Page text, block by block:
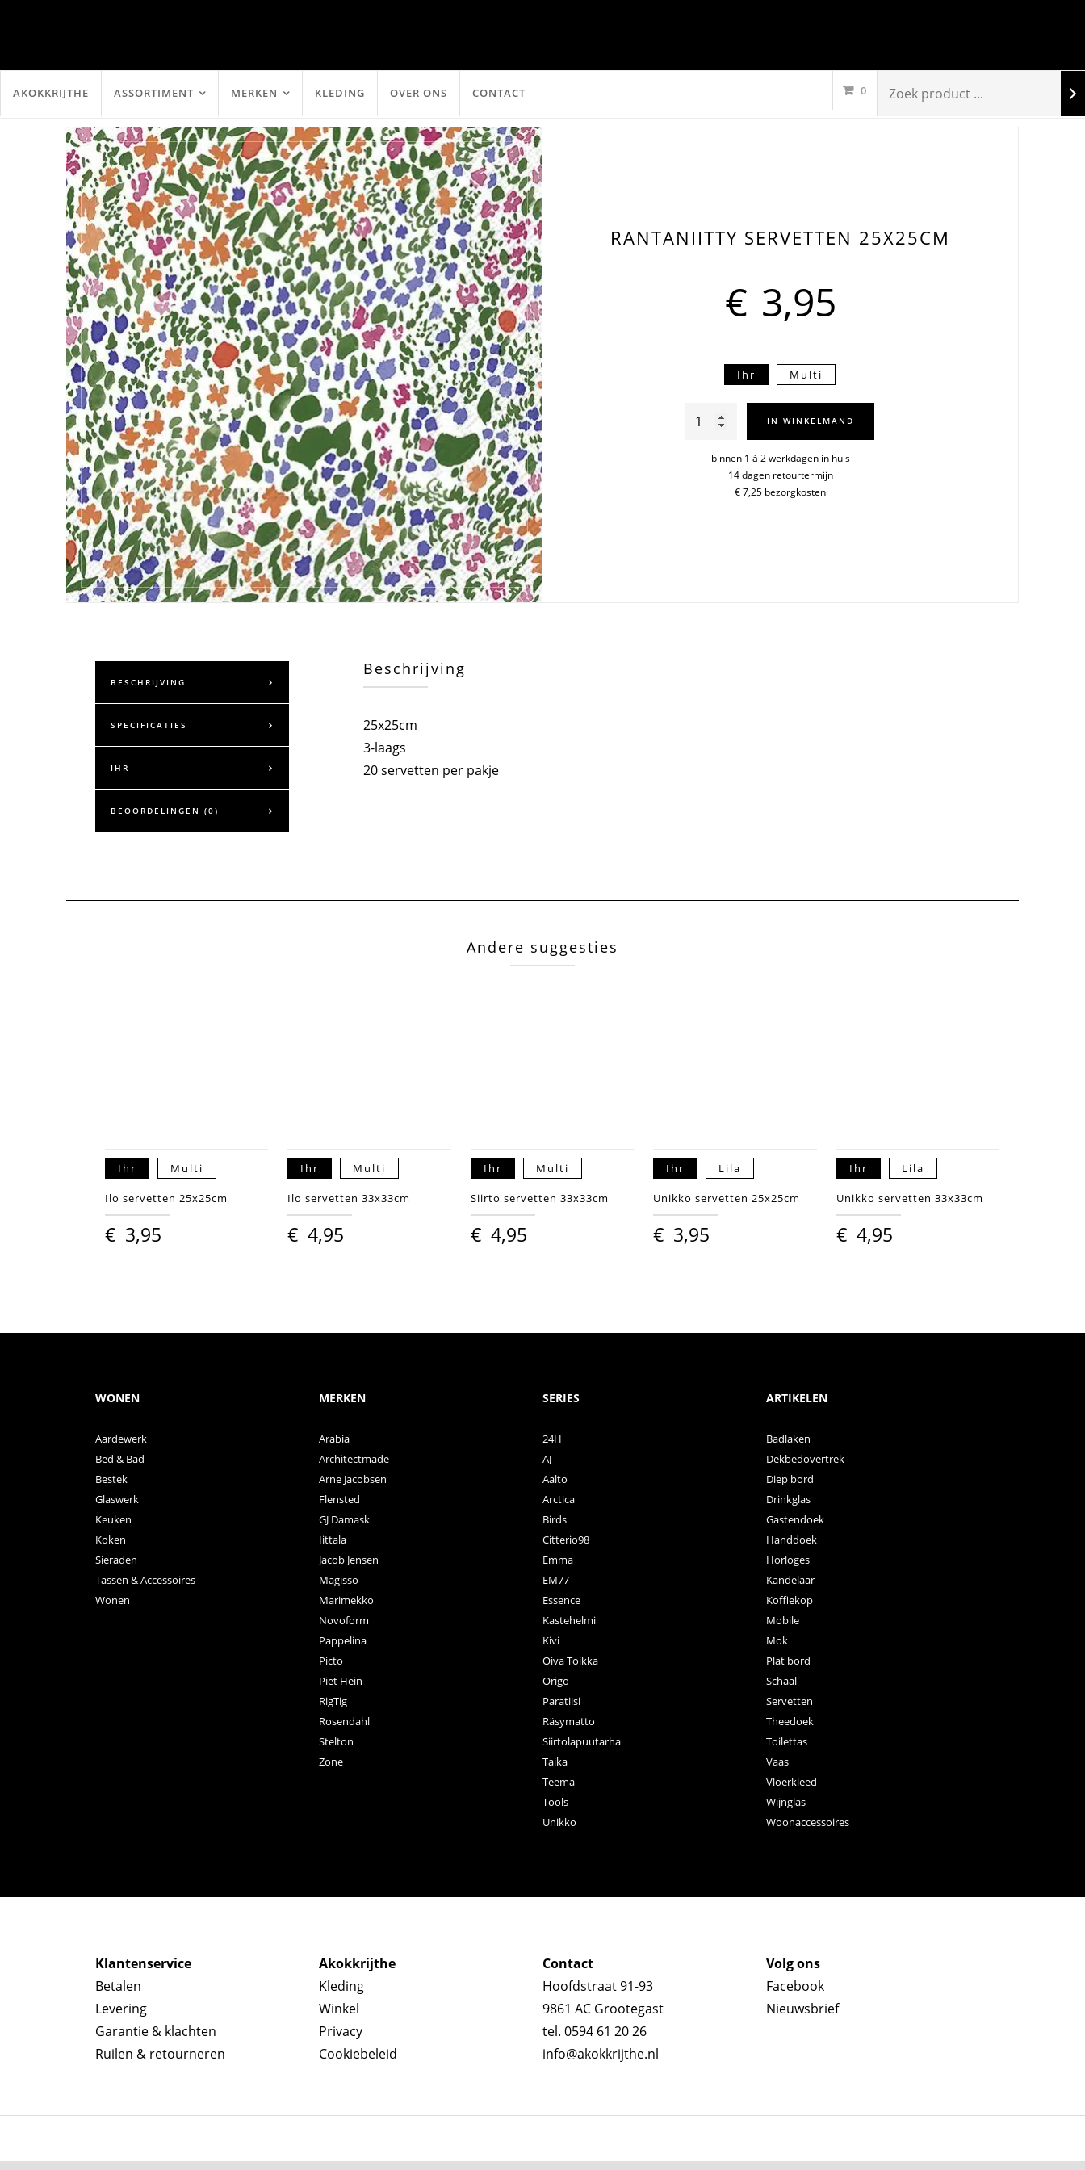
AKOKKRIJTHE ASSORTIMENT MERKEN KLEDING OVER ONS CONTACT 0
RANTANIITTY SERVETTEN 25X25CM
€ 3,95
Ihr Multi
Rantaniitty
25x25cm
IN WINKELMAND
binnen 1 á 2 werkdagen in huis
14 dagen retourtermijn
€ 7,25 bezorgkosten
BESCHRIJVING
SPECIFICATIES
IHR
BEOORDELINGEN (0)
Beschrijving
25x25cm
3-laags
20 servetten per pakje
Andere suggesties
Ihr Multi
Ilo servetten 25x25cm
€ 3,95
Ihr Multi
Ilo servetten 33x33cm
€ 4,95
Ihr Multi
Siirto servetten 33x33cm
€ 4,95
Ihr Lila
Unikko servetten 25x25cm
€ 3,95
Ihr Lila
Unikko servetten 33x33cm
€ 4,95
WONEN
Aardewerk
Bed & Bad
Bestek
Glaswerk
Keuken
Koken
Sieraden
Tassen & Accessoires
Wonen
MERKEN
Arabia
Architectmade
Arne Jacobsen
Flensted
GJ Damask
Iittala
Jacob Jensen
Magisso
Marimekko
Novoform
Pappelina
Picto
Piet Hein
RigTig
Rosendahl
Stelton
Zone
SERIES
24H
AJ
Aalto
Arctica
Birds
Citterio98
Emma
EM77
Essence
Kastehelmi
Kivi
Oiva Toikka
Origo
Paratiisi
Räsymatto
Siirtolapuutarha
Taika
Teema
Tools
Unikko
ARTIKELEN
Badlaken
Dekbedovertrek
Diep bord
Drinkglas
Gastendoek
Handdoek
Horloges
Kandelaar
Koffiekop
Mobile
Mok
Plat bord
Schaal
Servetten
Theedoek
Toilettas
Vaas
Vloerkleed
Wijnglas
Woonaccessoires
Klantenservice
Betalen
Levering
Garantie & klachten
Ruilen & retourneren
Akokkrijthe
Kleding
Winkel
Privacy
Cookiebeleid
Contact
Hoofdstraat 91-93
9861 AC Grootegast
tel. 0594 61 20 26
info@akokkrijthe.nl
Volg ons
Facebook
Nieuwsbrief